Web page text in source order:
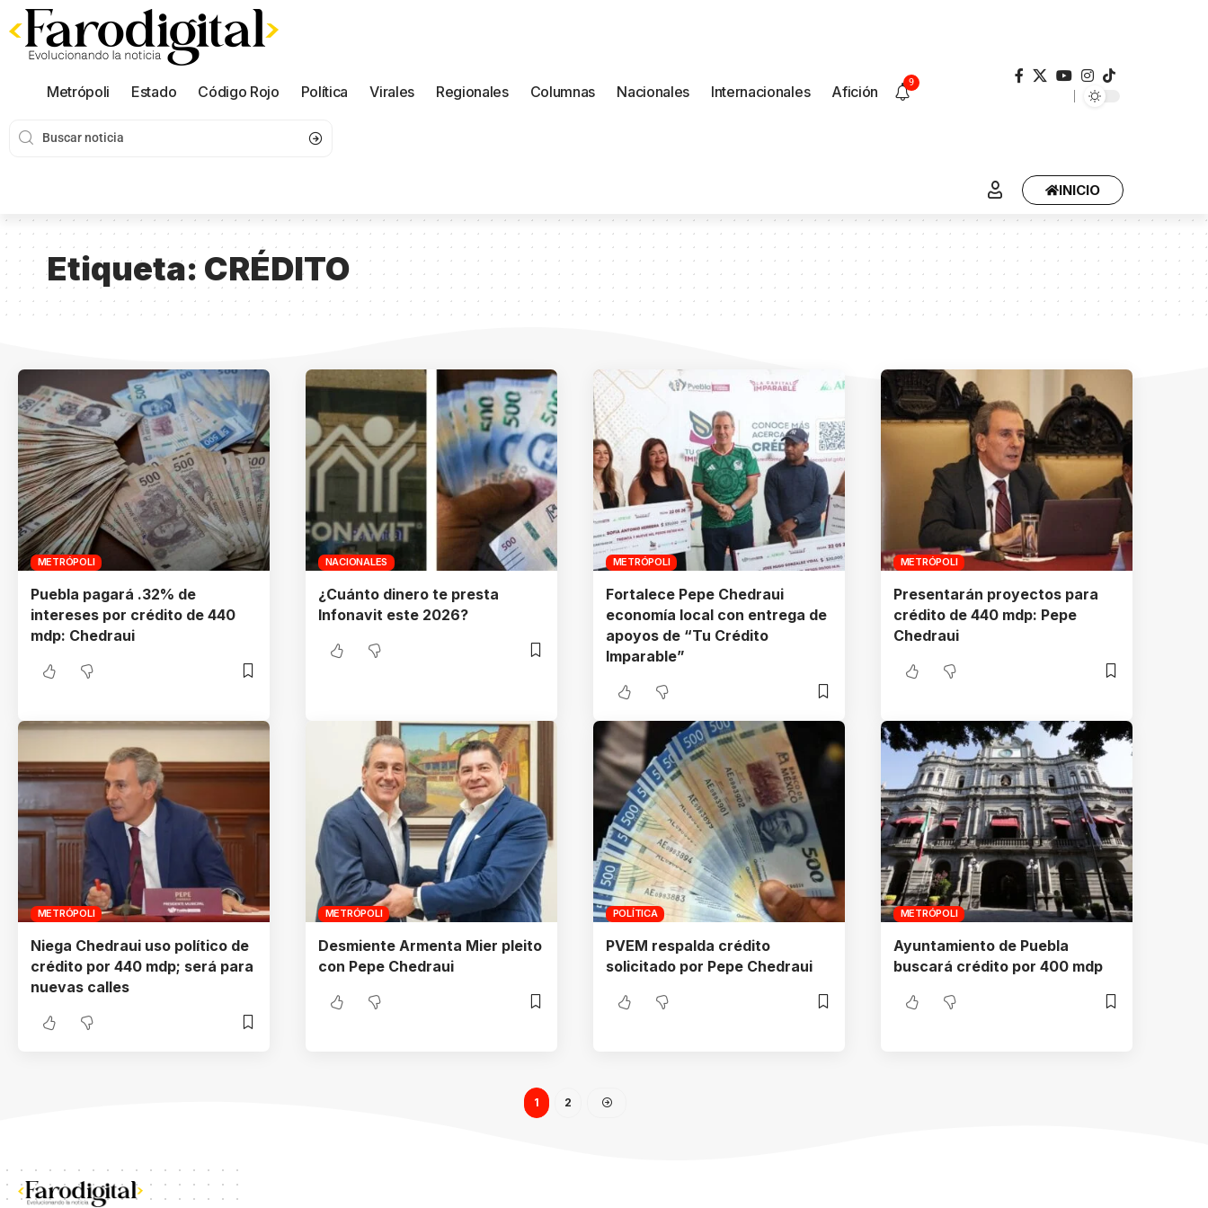
Metrópoli Estado Código Rojo Política Virales Regionales Columnas Nacionales Internacionales Afición
9
INICIO
Etiqueta: CRÉDITO
METRÓPOLI
Puebla pagará .32% de
intereses por crédito de 440
mdp: Chedraui
NACIONALES
¿Cuánto dinero te presta
Infonavit este 2026?
METRÓPOLI
Fortalece Pepe Chedraui
economía local con entrega de
apoyos de “Tu Crédito
Imparable”
METRÓPOLI
Presentarán proyectos para
crédito de 440 mdp: Pepe
Chedraui
METRÓPOLI
Niega Chedraui uso político de
crédito por 440 mdp; será para
nuevas calles
METRÓPOLI
Desmiente Armenta Mier pleito
con Pepe Chedraui
POLÍTICA
PVEM respalda crédito
solicitado por Pepe Chedraui
METRÓPOLI
Ayuntamiento de Puebla
buscará crédito por 400 mdp
1 2